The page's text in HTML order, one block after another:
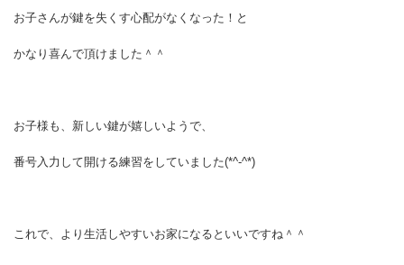
お子さんが鍵を失くす心配がなくなった！と
かなり喜んで頂けました＾＾
お子様も、新しい鍵が嬉しいようで、
番号入力して開ける練習をしていました(*^-^*)
これで、より生活しやすいお家になるといいですね＾＾